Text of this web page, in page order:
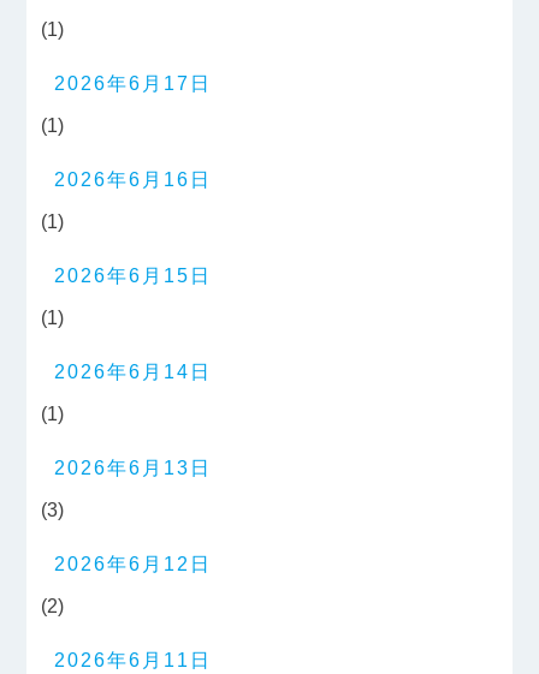
(1)
2026年6月17日
(1)
2026年6月16日
(1)
2026年6月15日
(1)
2026年6月14日
(1)
2026年6月13日
(3)
2026年6月12日
(2)
2026年6月11日